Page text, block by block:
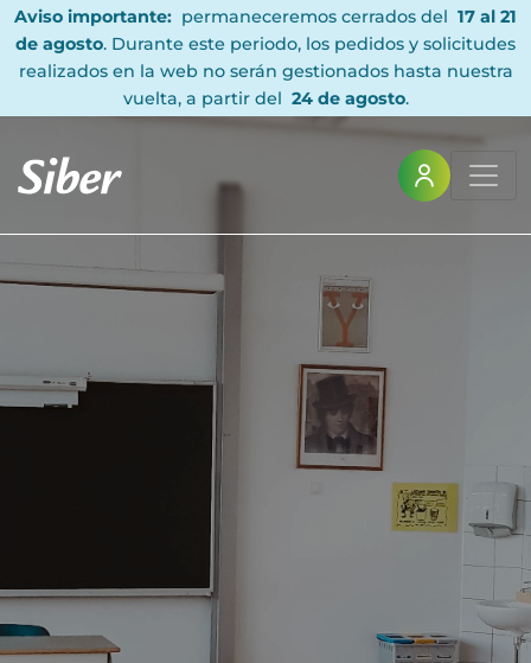
Aviso importante: permaneceremos cerrados del 17 al 21
de agosto. Durante este periodo, los pedidos y solicitudes
realizados en la web no serán gestionados hasta nuestra
vuelta, a partir del 24 de agosto.